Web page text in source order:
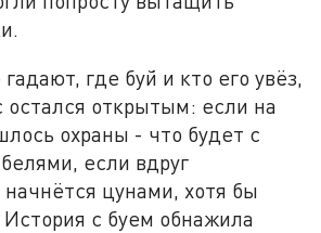
где буй и кто его увёз,
остался открытым: если на
охраны - что будет с
если вдруг
цунами, хотя бы
с буем обнажила